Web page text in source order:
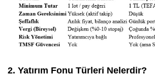
2. Yatırım Fonu Türleri Nelerdir?